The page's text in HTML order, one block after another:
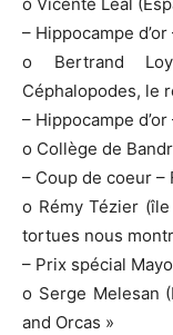
– Hippocampe
o Bertrand
Céphalopodes, le
– Hippocampe
o Collège de
– Coup de coeur –
o Rémy Tézier
tortues nous
– Prix spécial
o Serge Melesan
and Orcas »